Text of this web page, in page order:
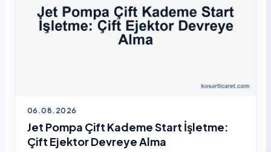
06.08.2026
Jet Pompa Çift Kademe Start İşletme:
Çift Ejektor Devreye Alma